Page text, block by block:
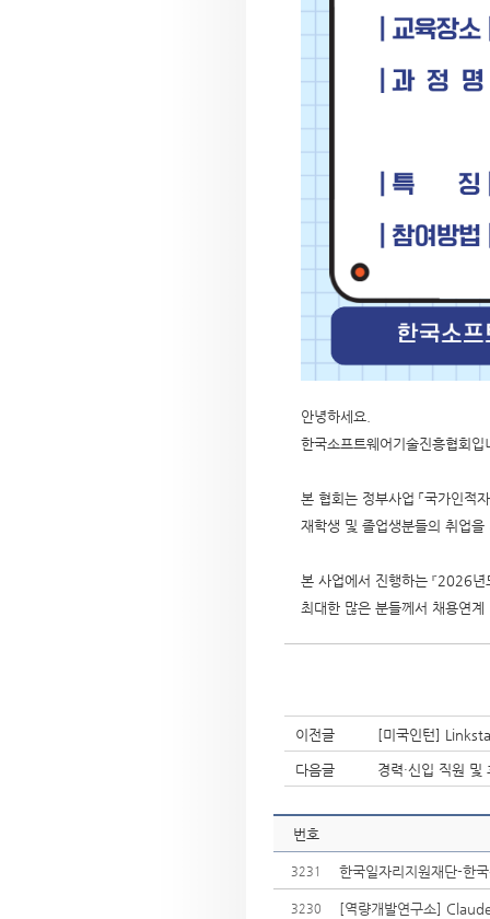
안녕하세요.
한국소프트웨어기술진흥협회입
본 협회는 정부사업 「국가인적
재학생 및 졸업생분들의 취업
본 사업에서 진행하는 『2026
최대한 많은 분들께서 채용연
이전글 [미국인턴]
다음글 경력·신입 직원 및
번호
3231 한국일자리지원재단-한
3230 [역량개발연구소]